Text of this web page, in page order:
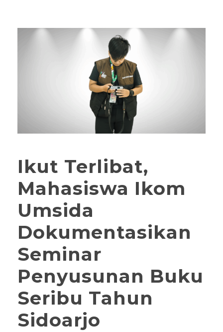
Ikut Terlibat,
Mahasiswa Ikom
Umsida
Dokumentasikan
Seminar
Penyusunan Buku
Seribu Tahun
Sidoarjo